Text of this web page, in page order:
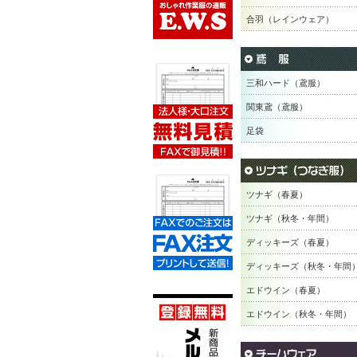
合羽（レインウェア）
三和ハード（鳶服）
関東鳶（鳶服）
足袋
ツナギ（春夏）
ツナギ（秋冬・年間）
ディッキーズ（春夏）
ディッキーズ（秋冬・年間
エドウイン（春夏）
エドウイン（秋冬・年間）